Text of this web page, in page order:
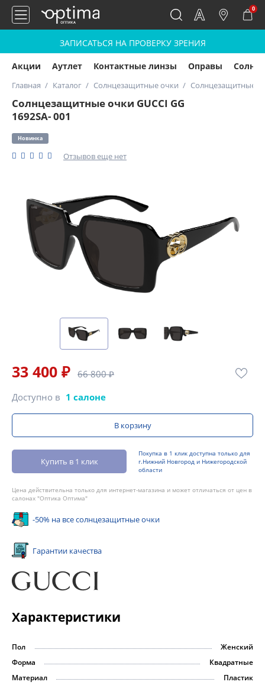
0
ЗАПИСАТЬСЯ НА ПРОВЕРКУ ЗРЕНИЯ
Акции Аутлет Контактные линзы Оправы
Главная Каталог Солнцезащитные очки Солнцезащитные
Солнцезащитные очки GUCCI GG
1692SA- 001
Новинка
Отзывов еще нет
33 400 ₽ 66 800 ₽
Доступно в 1 салоне
В корзину
Купить в 1 клик
Покупка в 1 клик доступна только для
г.Нижний Новгород и Нижегородской
области
Цена действительна только для интернет-магазина и может отличаться от цен в
салонах "Оптика Оптима"
-50% на все солнцезащитные очки
Гарантии качества
Характеристики
Пол
Женский
Форма
Квадратные
Материал
Пластик